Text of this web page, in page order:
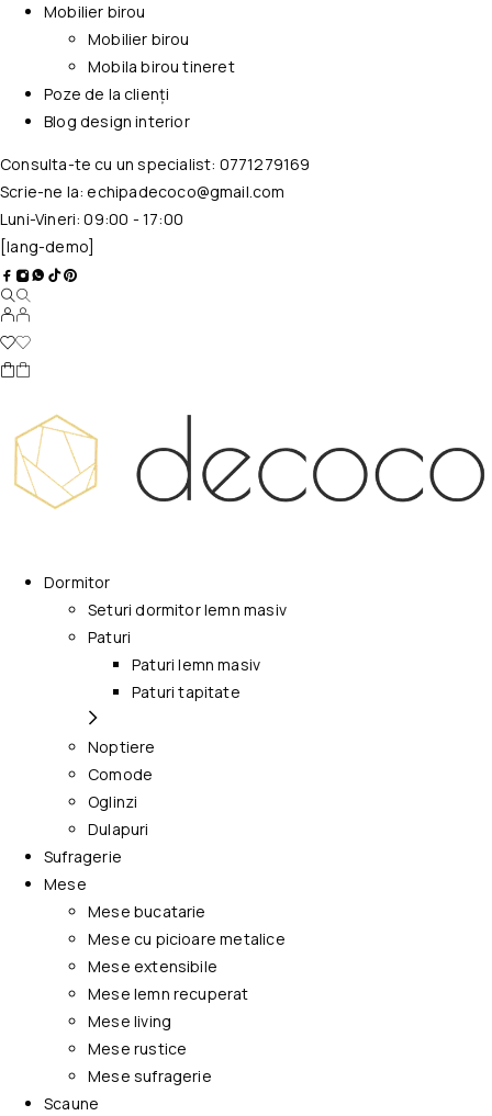
Mobilier birou
Mobilier birou
Mobila birou tineret
Poze de la clienți
Blog design interior
Consulta-te cu un specialist: 0771279169
Scrie-ne la:echipadecoco@gmail.com
Luni-Vineri: 09:00 - 17:00
[lang-demo]
Dormitor
Seturi dormitor lemn masiv
Paturi
Paturi lemn masiv
Paturi tapitate
Noptiere
Comode
Oglinzi
Dulapuri
Sufragerie
Mese
Mese bucatarie
Mese cu picioare metalice
Mese extensibile
Mese lemn recuperat
Mese living
Mese rustice
Mese sufragerie
Scaune